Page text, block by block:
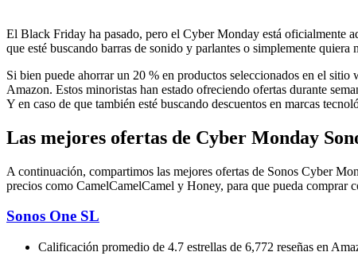
El Black Friday ha pasado, pero el Cyber ​​​​Monday está oficialmente
que esté buscando barras de sonido y parlantes o simplemente
Si bien puede ahorrar un 20 % en productos seleccionados en el
Amazon. Estos minoristas han estado ofreciendo ofertas durante
Y en caso de que también esté buscando descuentos en marcas
Las mejores ofertas de Cyber ​​​​Monday
A continuación, compartimos las mejores ofertas de Sonos Cyber
precios como CamelCamelCamel y Honey, para que pueda comprar
Sonos One SL
Calificación promedio de 4.7 estrellas de 6,772 reseñas en